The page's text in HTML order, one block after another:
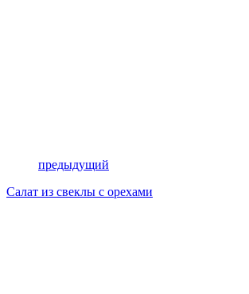
предыдущий
Салат из свеклы с орехами